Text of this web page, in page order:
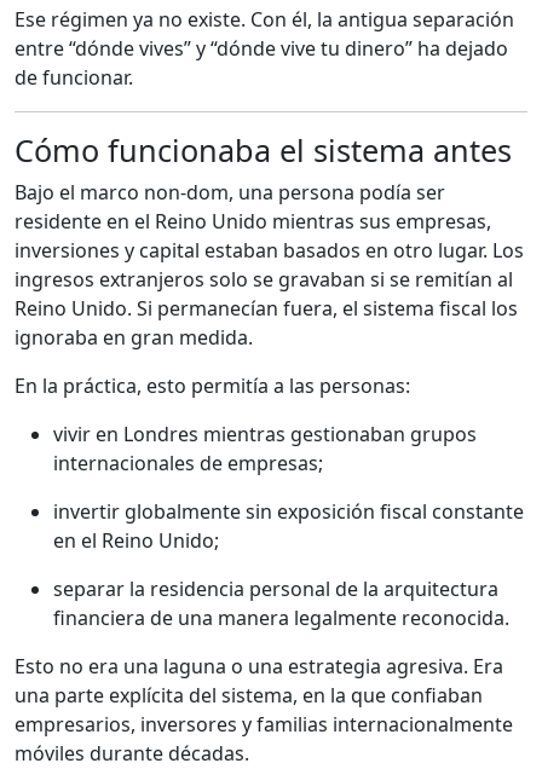
Ese régimen ya no existe. Con él, la antigua separación
entre “dónde vives” y “dónde vive tu dinero” ha dejado
de funcionar.
Cómo funcionaba el sistema antes
Bajo el marco non-dom, una persona podía ser
residente en el Reino Unido mientras sus empresas,
inversiones y capital estaban basados en otro lugar. Los
ingresos extranjeros solo se gravaban si se remitían al
Reino Unido. Si permanecían fuera, el sistema fiscal los
ignoraba en gran medida.
En la práctica, esto permitía a las personas:
vivir en Londres mientras gestionaban grupos
internacionales de empresas;
invertir globalmente sin exposición fiscal constante
en el Reino Unido;
separar la residencia personal de la arquitectura
financiera de una manera legalmente reconocida.
Esto no era una laguna o una estrategia agresiva. Era
una parte explícita del sistema, en la que confiaban
empresarios, inversores y familias internacionalmente
móviles durante décadas.